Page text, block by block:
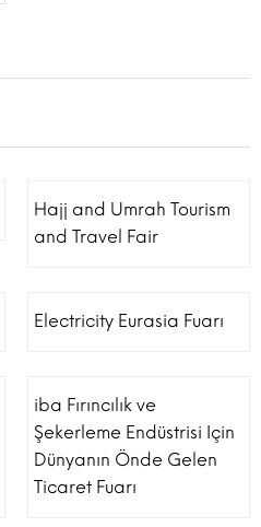
Hajj and Umrah Tourism
and Travel Fair
Electricity Eurasia Fuarı
iba Fırıncılık ve
Şekerleme Endüstrisi Için
Dünyanın Önde Gelen
Ticaret Fuarı